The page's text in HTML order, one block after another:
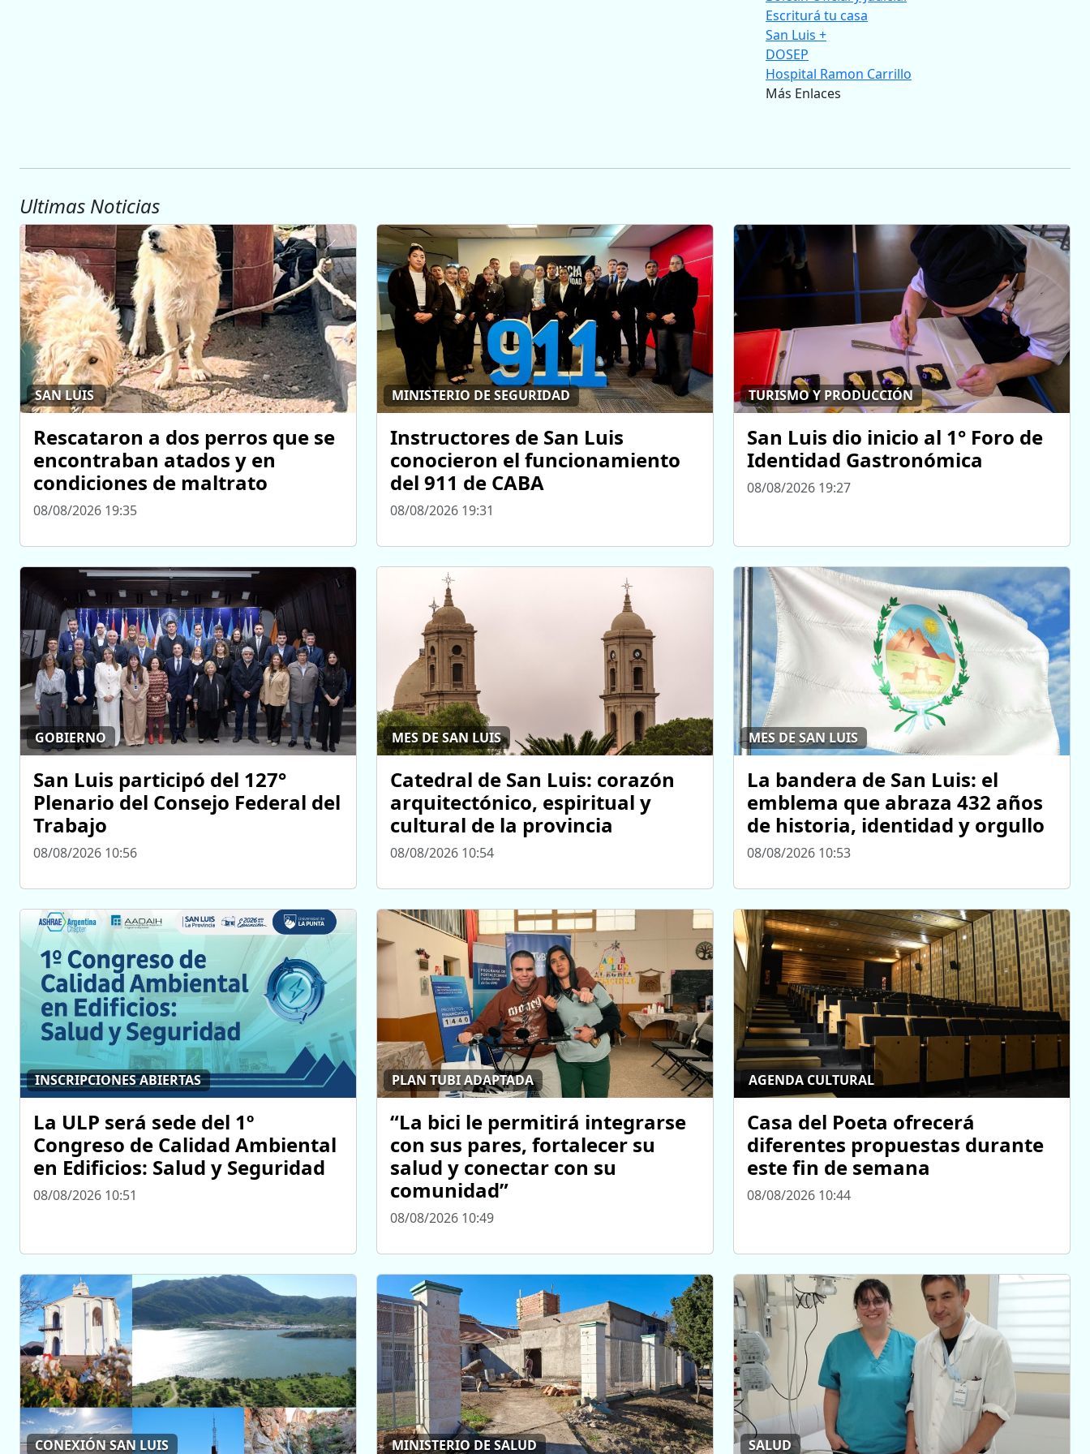
Escriturá tu casa
San Luis +
DOSEP
Hospital Ramon Carrillo
Más Enlaces
Ultimas Noticias
SAN LUIS
Rescataron a dos perros que se
encontraban atados y en
condiciones de maltrato
08/08/2026 19:35
MINISTERIO DE SEGURIDAD
Instructores de San Luis
conocieron el funcionamiento
del 911 de CABA
08/08/2026 19:31
TURISMO Y PRODUCCIÓN
San Luis dio inicio al 1° Foro de
Identidad Gastronómica
08/08/2026 19:27
GOBIERNO
San Luis participó del 127°
Plenario del Consejo Federal del
Trabajo
08/08/2026 10:56
MES DE SAN LUIS
Catedral de San Luis: corazón
arquitectónico, espiritual y
cultural de la provincia
08/08/2026 10:54
MES DE SAN LUIS
La bandera de San Luis: el
emblema que abraza 432 años
de historia, identidad y orgullo
08/08/2026 10:53
INSCRIPCIONES ABIERTAS
La ULP será sede del 1º
Congreso de Calidad Ambiental
en Edificios: Salud y Seguridad
08/08/2026 10:51
PLAN TUBI ADAPTADA
“La bici le permitirá integrarse
con sus pares, fortalecer su
salud y conectar con su
comunidad”
08/08/2026 10:49
AGENDA CULTURAL
Casa del Poeta ofrecerá
diferentes propuestas durante
este fin de semana
08/08/2026 10:44
CONEXIÓN SAN LUIS MINISTERIO DE SALUD SALUD